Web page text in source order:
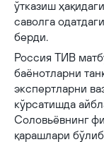
ўтказиш
саволга
берди.
Россия ТИВ
баёнотларни
экспертларни
кўрсатишда
Соловьёвнинг
қарашлари